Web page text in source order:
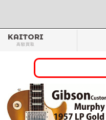
KAITORI
高額買取